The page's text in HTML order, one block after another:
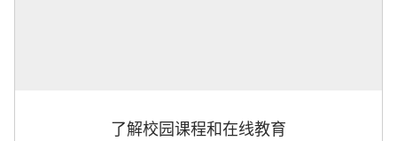
了解校园课程和在线教育